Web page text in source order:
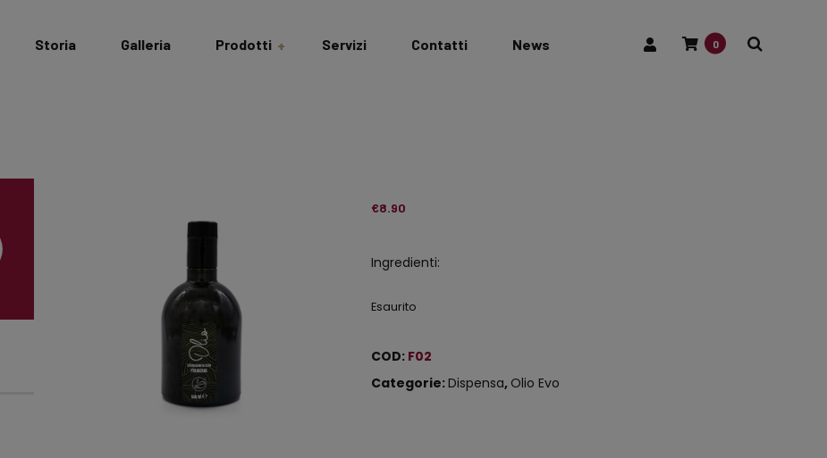
Storia Galleria Prodotti
Bomboniere
Gastronomiche
Servizi Contatti News 0
€8.90
Ingredienti:
Esaurito
COD: F02
Categorie:Dispensa, Olio Evo